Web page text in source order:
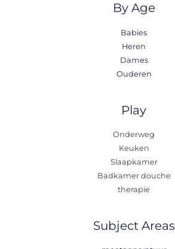
By Age
Babies
Heren
Dames
Ouderen
Play
Onderweg
Keuken
Slaapkamer
Badkamer douche
therapie
Subject Areas